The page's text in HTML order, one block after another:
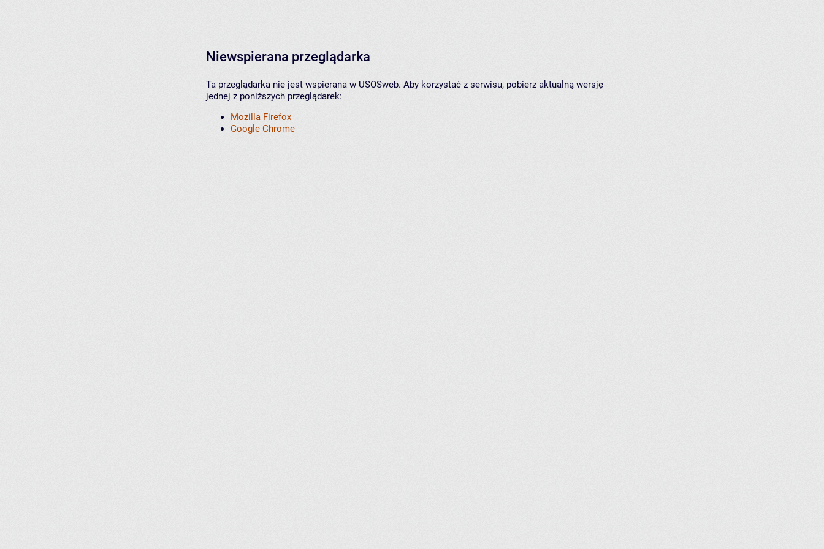
Niewspierana przeglądarka
Ta przeglądarka nie jest wspierana w USOSweb. Aby korzystać z serwisu, pobierz aktualną wersję
jednej z poniższych przeglądarek:
Mozilla Firefox
Google Chrome